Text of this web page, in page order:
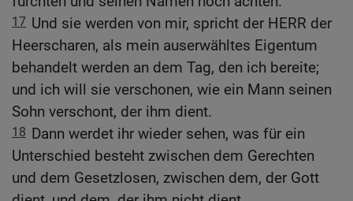
17 Und sie werden von mir, spricht der HERR der
Heerscharen, als mein auserwähltes Eigentum
behandelt werden an dem Tag, den ich bereite;
und ich will sie verschonen, wie ein Mann seinen
Sohn verschont, der ihm dient.
18 Dann werdet ihr wieder sehen, was für ein
Unterschied besteht zwischen dem Gerechten
und dem Gesetzlosen, zwischen dem, der Gott